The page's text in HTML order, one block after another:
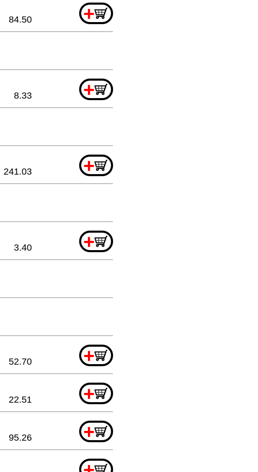
+
84.50
+
8.33
+
241.03
+
3.40
+
52.70
+
22.51
+
95.26